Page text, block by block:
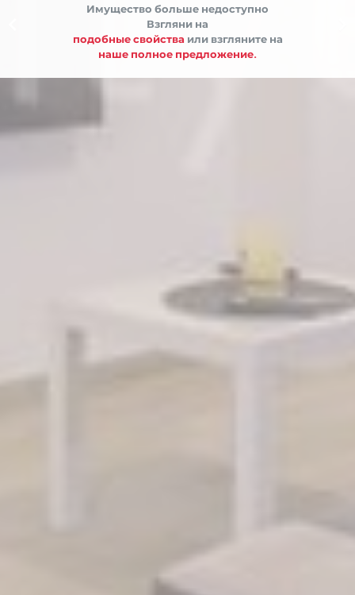
Имущество больше недоступно
Взгляни на
подобные свойства или взгляните на
наше полное предложение.